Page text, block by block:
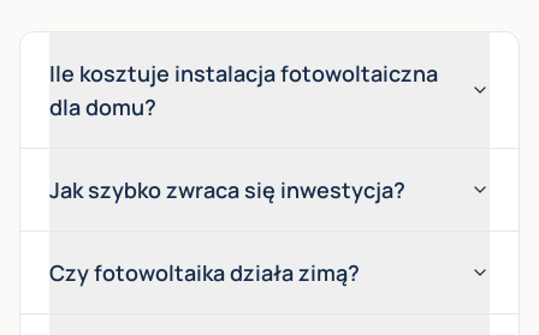
Ile kosztuje instalacja fotowoltaiczna
dla domu?
Jak szybko zwraca się inwestycja?
Czy fotowoltaika działa zimą?